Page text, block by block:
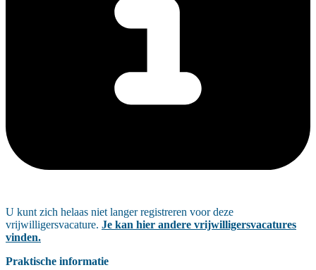
U kunt zich helaas niet langer registreren voor deze
vrijwilligersvacature. Je kan hier andere vrijwilligersvacatures
vinden.
Praktische informatie